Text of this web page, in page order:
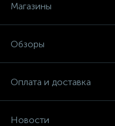
Магазины
Обзоры
Оплата и доставка
Новости